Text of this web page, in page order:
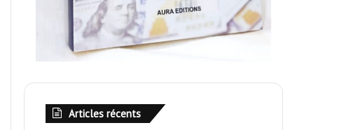
Articles récents